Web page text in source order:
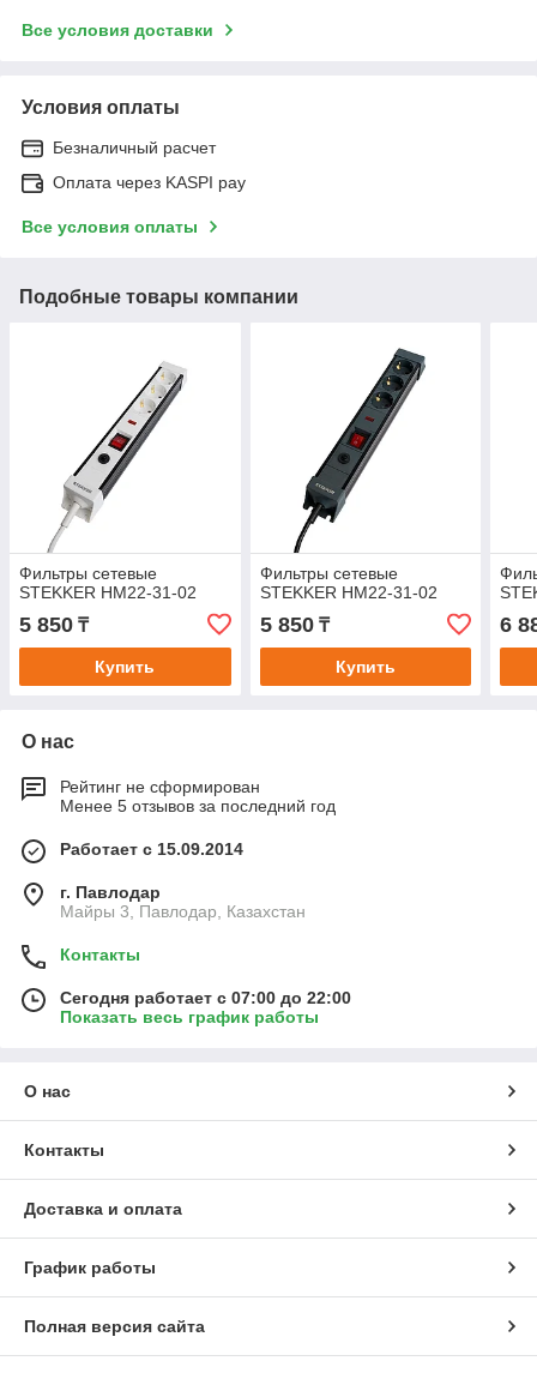
Все условия доставки
Условия оплаты
Безналичный расчет
Оплата через KASPI pay
Все условия оплаты
Подобные товары компании
Фильтры сетевые
STEKKER HM22-31-02
5 850 ₸
Купить
Фильтры сетевые
STEKKER HM22-31-02
5 850₸
Купить
6
О нас
Рейтинг не сформирован
Менее 5 отзывов за последний год
Работает с 15.09.2014
г. Павлодар
Майры 3, Павлодар, Казахстан
Контакты
Сегодня работает с 07:00 до 22:00
Показать весь график работы
О нас
Контакты
Доставка и оплата
График работы
Полная версия сайта